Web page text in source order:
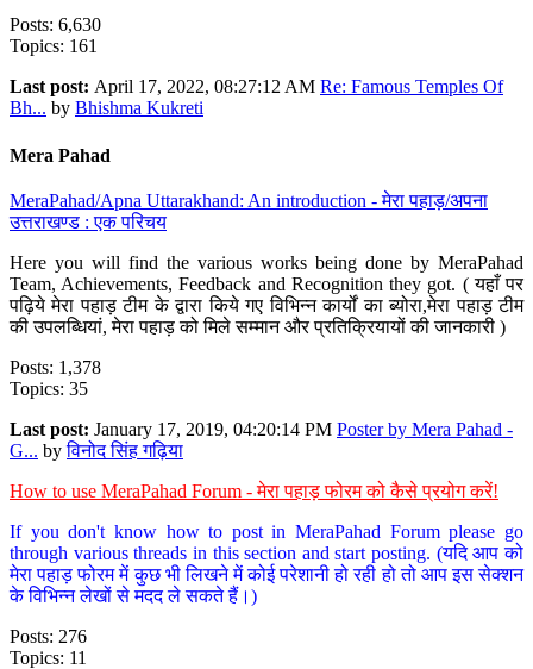
Posts: 6,630
Topics: 161
Last post: April 17, 2022, 08:27:12 AM Re: Famous Temples Of
Bh... by Bhishma Kukreti
Mera Pahad
MeraPahad/Apna Uttarakhand: An introduction - मेरा पहाड़/अपना
उत्तराखण्ड : एक परिचय
Here you will find the various works being done by MeraPahad
Team, Achievements, Feedback and Recognition they got. ( यहाँ पर
पढ़िये मेरा पहाड़ टीम के द्वारा किये गए विभिन्न कार्यों का ब्योरा,मेरा पहाड़ टीम
की उपलब्धियां, मेरा पहाड़ को मिले सम्मान और प्रतिक्रियायों की जानकारी )
Posts: 1,378
Topics: 35
Last post: January 17, 2019, 04:20:14 PM Poster by Mera Pahad -
G... byविनोद सिंह गढ़िया
How to use MeraPahad Forum - मेरा पहाड़ फोरम को कैसे प्रयोग करें!
If you don't know how to post in MeraPahad Forum please go
through various threads in this section and start posting. (यदि आप को
मेरा पहाड़ फोरम में कुछ भी लिखने में कोई परेशानी हो रही हो तो आप इस सेक्शन
के विभिन्न लेखों से मदद ले सकते हैं।)
Posts: 276
Topics: 11